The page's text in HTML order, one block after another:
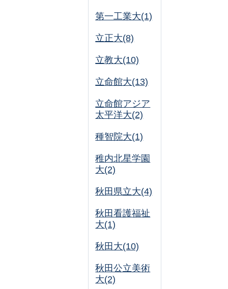
第一工業大(1)
立正大(8)
立教大(10)
立命館大(13)
立命館アジア
太平洋大(2)
種智院大(1)
稚内北星学園
大(2)
秋田県立大(4)
秋田看護福祉
大(1)
秋田大(10)
秋田公立美術
大(2)